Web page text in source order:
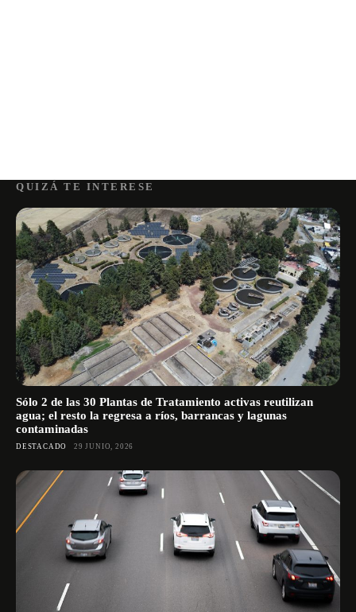
QUIZÁ TE INTERESE
Sólo 2 de las 30 Plantas de Tratamiento activas reutilizan
agua; el resto la regresa a ríos, barrancas y lagunas
contaminadas
DESTACADO 29 JUNIO, 2026